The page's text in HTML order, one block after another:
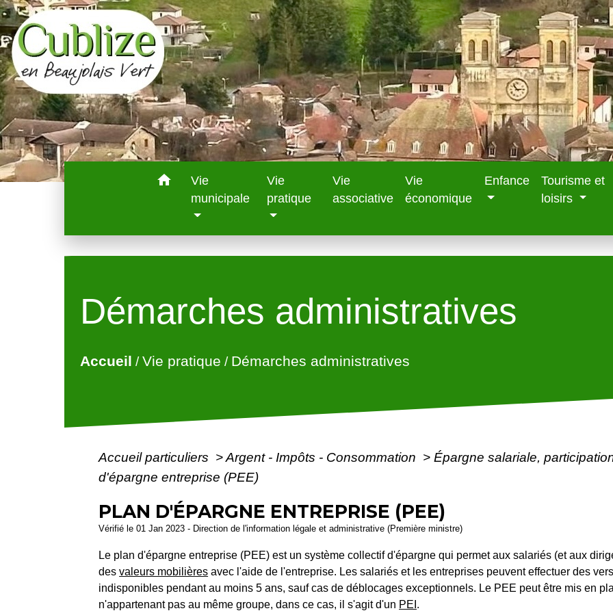
home
Vie
municipale
Vie
pratique
Vie
associative
Vie
économique
Enfance
Tourisme et
loisirs
Démarches administratives
Accueil /Vie pratique / Démarches administratives
Accueil particuliers >Argent - Impôts - Consommation > Épargne salariale,
d'épargne entreprise (PEE)
PLAN D'ÉPARGNE ENTREPRISE (PEE)
Vérifié le 01 Jan 2023 - Direction de l'information légale et administrative (Première ministre)
Le plan d'épargne entreprise (PEE) est un système collectif d'épargne qui permet aux salariés (et aux
desvaleurs mobilières avec l'aide de l'entreprise. Les salariés et les entreprises peuvent effectuer des
indisponibles pendant au moins 5 ans, sauf cas de déblocages exceptionnels. Le PEE peut être mis en
n'appartenant pas au même groupe, dans ce cas, il s'agit d'un PEI .